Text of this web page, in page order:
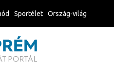
Sportélet Ország-világ